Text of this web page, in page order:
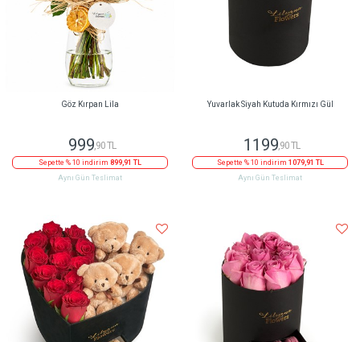
Göz Kırpan Lila
999,90 TL
Sepette % 10 indirim 899,91 TL
Aynı Gün Teslimat
Yuvarlak Siyah Kutuda Kırmızı Gül
1199,90 TL
Sepette % 10 indirim 1079,91 TL
Aynı Gün Teslimat